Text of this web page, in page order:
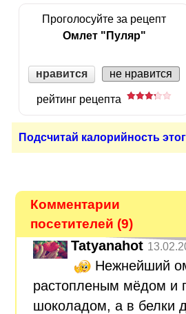
Проголосуйте за рецепт
Омлет "Пуляр"
нравится не нравится
рейтинг рецепта
Подсчитай калорийность
Комментарии
посетителей (9)
Tatyanahot
Нежнейший
растопленым мёдом и
шоколадом, а в белки